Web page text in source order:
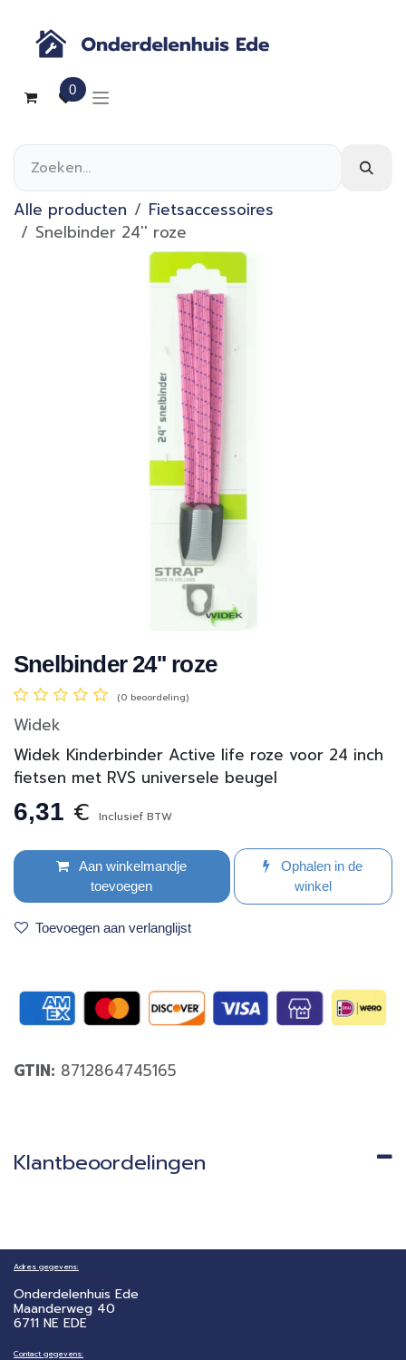
0
Alle producten
Fietsaccessoires
Snelbinder 24'' roze
Snelbinder 24'' roze
(0 beoordeling)
Widek
Widek Kinderbinder Active life roze voor 24 inch
fietsen met RVS universele beugel
6,31 € Inclusief BTW
Aan winkelmandje
toevoegen
Ophalen in de
winkel
Toevoegen aan verlanglijst
GTIN: 8712864745165
Klantbeoordelingen
Adres gegevens:
Onderdelenhuis Ede
Maanderweg 40
6711 NE EDE
Contact gegevens: